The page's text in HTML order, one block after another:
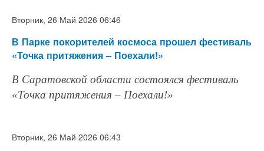
Вторник, 26 Май 2026 06:46
В Парке покорителей космоса прошел фестиваль
«Точка притяжения – Поехали!»
В Саратовской области состоялся фестиваль
«Точка притяжения – Поехали!»
Вторник, 26 Май 2026 06:43